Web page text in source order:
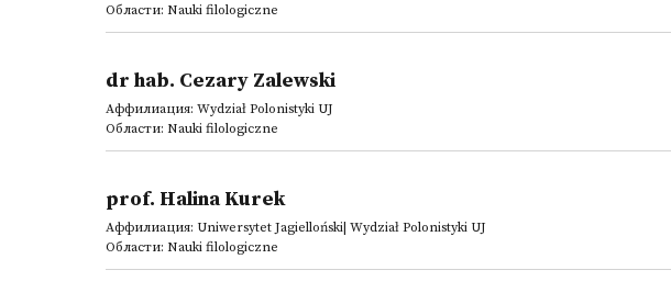
Области: Nauki filologiczne
dr hab. Cezary Zalewski
Аффилиация: Wydział Polonistyki UJ
Области: Nauki filologiczne
prof. Halina Kurek
Аффилиация: Uniwersytet Jagielloński| Wydział Polonistyki UJ
Области: Nauki filologiczne